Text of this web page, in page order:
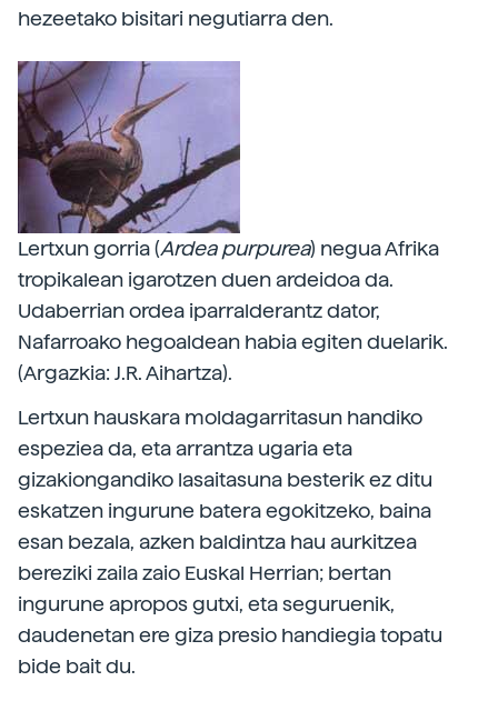
hezeetako bisitari negutiarra den.
Lertxun gorria (Ardea purpurea) negua Afrika
tropikalean igarotzen duen ardeidoa da.
Udaberrian ordea iparralderantz dator,
Nafarroako hegoaldean habia egiten duelarik.
(Argazkia: J.R. Aihartza).
Lertxun hauskara moldagarritasun handiko
espeziea da, eta arrantza ugaria eta
gizakiongandiko lasaitasuna besterik ez ditu
eskatzen ingurune batera egokitzeko, baina
esan bezala, azken baldintza hau aurkitzea
bereziki zaila zaio Euskal Herrian; bertan
ingurune apropos gutxi, eta seguruenik,
daudenetan ere giza presio handiegia topatu
bide bait du.